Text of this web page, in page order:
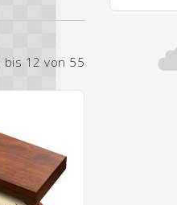
bis 12 von 55